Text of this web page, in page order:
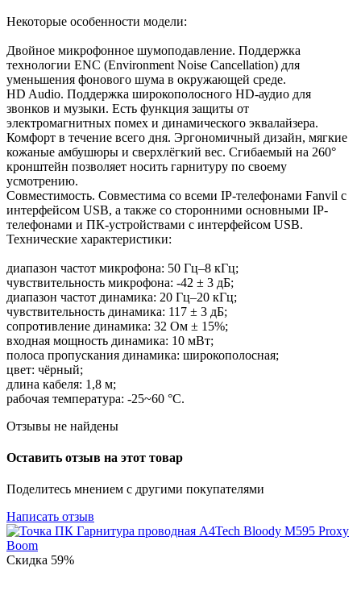
Некоторые особенности модели:
Двойное микрофонное шумоподавление. Поддержка
технологии ENC (Environment Noise Cancellation) для
уменьшения фонового шума в окружающей среде.
HD Audio. Поддержка широкополосного HD-аудио для
звонков и музыки. Есть функция защиты от
электромагнитных помех и динамического эквалайзера.
Комфорт в течение всего дня. Эргономичный дизайн, мягкие
кожаные амбушюры и сверхлёгкий вес. Сгибаемый на 260°
кронштейн позволяет носить гарнитуру по своему
усмотрению.
Совместимость. Совместима со всеми IP-телефонами Fanvil с
интерфейсом USB, а также со сторонними основными IP-
телефонами и ПК-устройствами с интерфейсом USB.
Технические характеристики:
диапазон частот микрофона: 50 Гц–8 кГц;
чувствительность микрофона: -42 ± 3 дБ;
диапазон частот динамика: 20 Гц–20 кГц;
чувствительность динамика: 117 ± 3 дБ;
сопротивление динамика: 32 Ом ± 15%;
входная мощность динамика: 10 мВт;
полоса пропускания динамика: широкополосная;
цвет: чёрный;
длина кабеля: 1,8 м;
рабочая температура: -25~60 °С.
Отзывы не найдены
Оставить отзыв на этот товар
Поделитесь мнением с другими покупателями
Написать отзыв
Скидка 59%